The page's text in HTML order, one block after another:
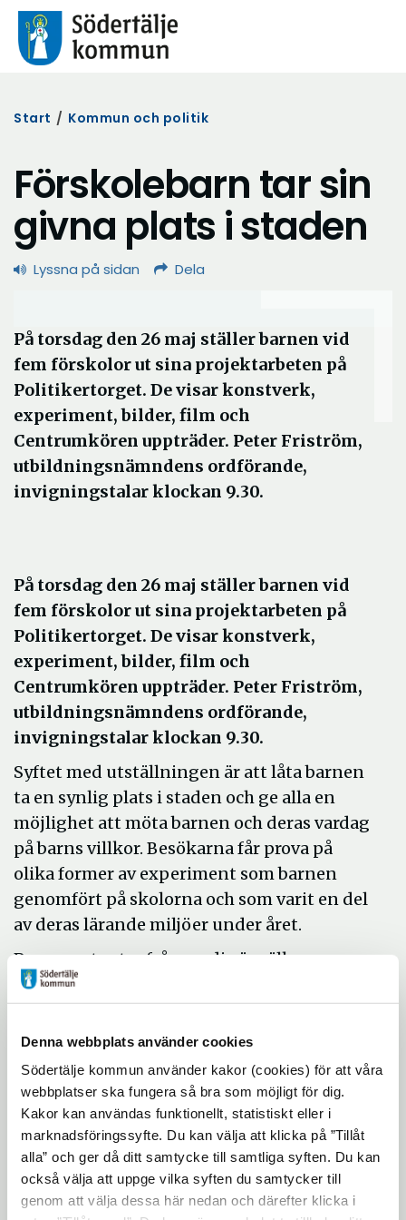
Denna webbplats använder cookies
Södertälje kommun använder kakor (cookies) för att våra
webbplatser ska fungera så bra som möjligt för dig.
Kakor kan användas funktionellt, statistiskt eller i
marknadsföringssyfte. Du kan välja att klicka på ”Tillåt
alla” och ger då ditt samtycke till samtliga syften. Du kan
också välja att uppge vilka syften du samtycker till
genom att välja dessa här nedan och därefter klicka i
Start / Kommun och politik
Förskolebarn tar sin
givna plats i staden
Lyssna på sidan Dela
På torsdag den 26 maj ställer barnen vid
fem förskolor ut sina projektarbeten på
Politikertorget. De visar konstverk,
experiment, bilder, film och
Centrumkören uppträder. Peter Friström,
utbildningsnämndens ordförande,
invigningstalar klockan 9.30.
På torsdag den 26 maj ställer barnen vid
fem förskolor ut sina projektarbeten på
Politikertorget. De visar konstverk,
experiment, bilder, film och
Centrumkören uppträder. Peter Friström,
utbildningsnämndens ordförande,
invigningstalar klockan 9.30.
Syftet med utställningen är att låta barnen
ta en synlig plats i staden och ge alla en
möjlighet att möta barnen och deras vardag
på barns villkor. Besökarna får prova på
olika former av experiment som barnen
genomfört på skolorna och som varit en del
av deras lärande miljöer under året.
Representanter från media är välkomna.
Tid:torsdagen den 26 maj kl 9.30–15.00
– Vi vill visa vad barnen har upplevt under
sin tid i förskolan och dela den upplevelsen
med besökarna. Att skapa möten mellan
barnen och deras värld i förskolan och
staden, där det oftast är de vuxnas villkor
som är rådande, är en av orsakerna till att vi
valt just politikertorget som plats för vår